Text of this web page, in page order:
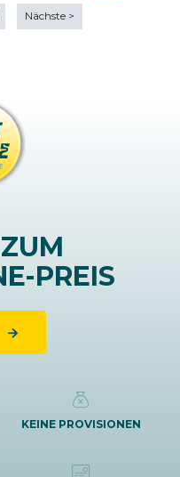
Nächste >
PREIS
KEINE PROVISIONEN